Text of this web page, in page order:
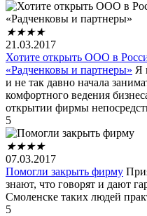
★★★★
21.03.2017
Хотите открыть ООО в
«Радченковы и партнеры» Я
и не так давно начала
комфортного ведения
открытии фирмы
5
★★★★
07.03.2017
Помогли закрыть фирму
знают, что говорят и дают
Смоленске таких людей
5